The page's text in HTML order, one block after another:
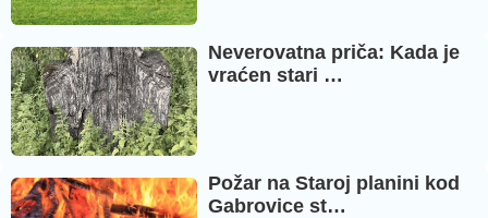
Neverovatna priča: Kada je
vraćen stari …
Požar na Staroj planini kod
Gabrovice st…